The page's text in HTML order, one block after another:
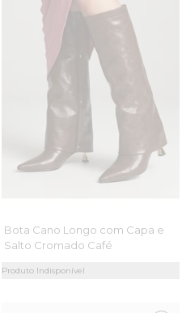
Bota Cano Longo com Capa e
Salto Cromado Café
Produto Indisponível